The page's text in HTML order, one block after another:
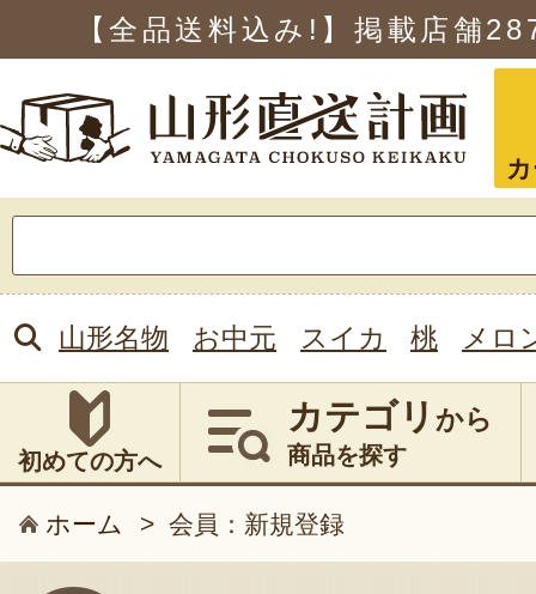
【全品送料込み!】掲載店舗
索:
山形名物 お中元 スイカ 桃 メロ
初めての方へ
カテゴリ から
商品を探す
ホーム > 会員：新規登録